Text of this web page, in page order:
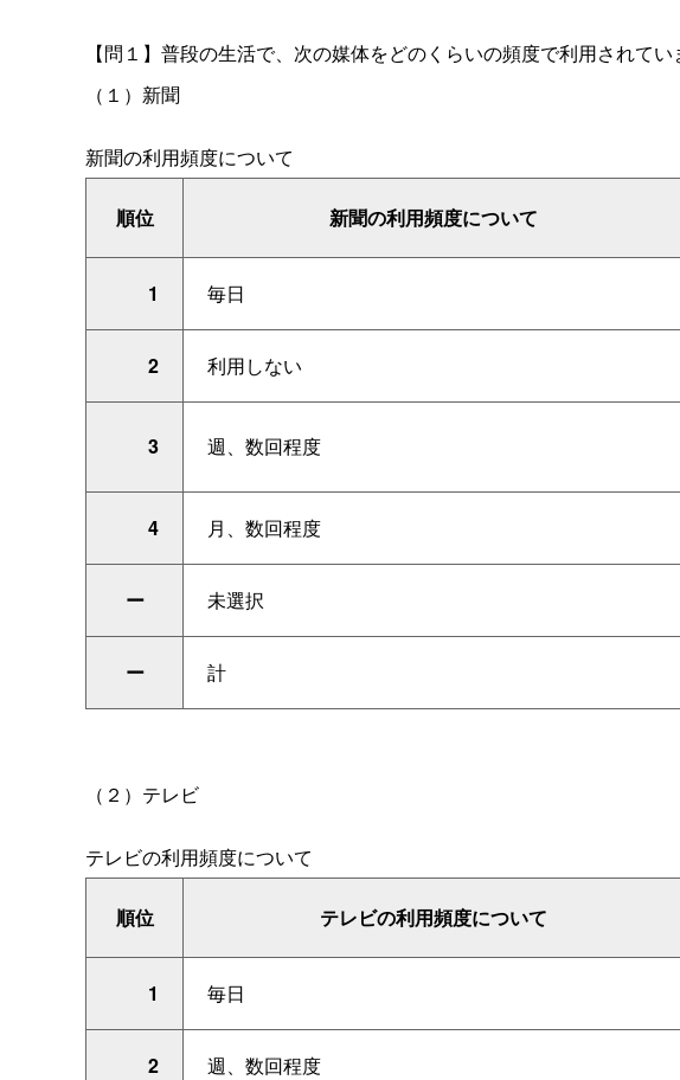
【問１】普段の生活で、次の媒体をどのくらいの頻度で利用されてい
（１）新聞
新聞の利用頻度について
順位 新聞の利用頻度について
1 毎日
2 利用しない
3 週、数回程度
4 月、数回程度
ー 未選択
ー 計
（２）テレビ
テレビの利用頻度について
順位 テレビの利用頻度について
1 毎日
2 週、数回程度